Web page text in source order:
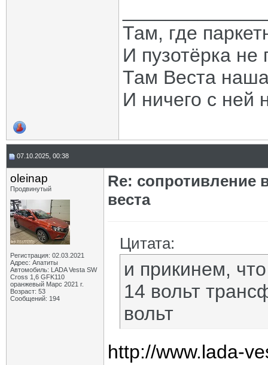
Там, где
И пузотёрка не
Там Веста
И ничего с ней
07.10.2025, 00:38
oleinap
Продвинутый
Регистрация: 02.03.2021
Адрес: Апатиты
Автомобиль: LADA Vesta SW
Cross 1,6 GFK110
оранжевый Марс 2021 г.
Возраст: 53
Сообщений: 194
Re: сопротивление
веста
Цитата:
и прикинем,
14 вольт
вольт
http://www.lada-